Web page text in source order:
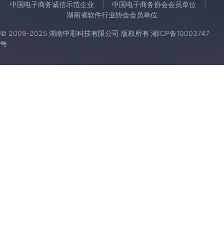
中国电子商务诚信示范企业
中国电子商务协会会员单位
湖南省软件行业协会会员单位
© 2009-2025 湖南中彩科技有限公司 版权所有 湘ICP备10003747
号